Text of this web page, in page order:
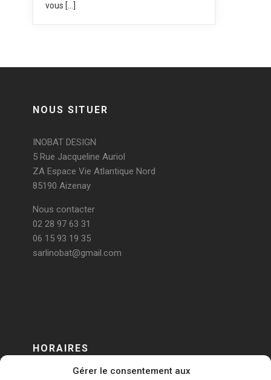
Gérer le consentement aux
vous […]
NOUS SITUER
INOBAT DESIGN
5 Rue Jacqueline Auriol
ZA Espace Vie Atlantique Nord
85190 Aizenay
Nous contacter
02 28 97 63 31
06 15 93 19 35
sarlinobat@gmail.com
HORAIRES